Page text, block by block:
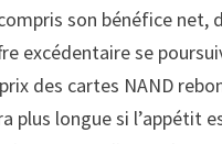
son bénéfice net,
excédentaire se
des cartes NAND
longue si l’appétit